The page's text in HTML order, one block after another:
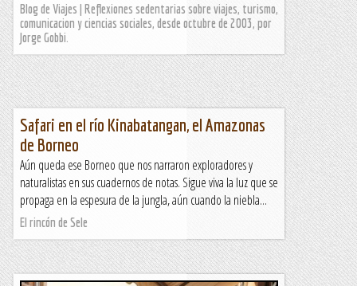
Blog de Viajes | Reflexiones sedentarias sobre viajes, turismo,
comunicacion y ciencias sociales, desde octubre de 2003, por
Jorge Gobbi.
Safari en el río Kinabatangan, el Amazonas
de Borneo
Aún queda ese Borneo que nos narraron exploradores y
naturalistas en sus cuadernos de notas. Sigue viva la luz que se
propaga en la espesura de la jungla, aún cuando la niebla...
El rincón de Sele